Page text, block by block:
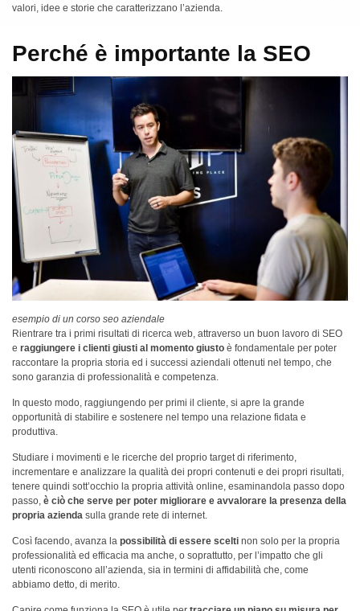
valori, idee e storie che caratterizzano l’azienda.
Perché è importante la SEO
esempio di un corso seo aziendale
Rientrare tra i primi risultati di ricerca web, attraverso un buon lavoro di SEO
e raggiungere i clienti giusti al momento giusto è fondamentale per poter
raccontare la propria storia ed i successi aziendali ottenuti nel tempo, che
sono garanzia di professionalità e competenza.
In questo modo, raggiungendo per primi il cliente, si apre la grande
opportunità di stabilire e sostenere nel tempo una relazione fidata e
produttiva.
Studiare i movimenti e le ricerche del proprio target di riferimento,
incrementare e analizzare la qualità dei propri contenuti e dei propri risultati,
tenere quindi sott’occhio la propria attività online, esaminandola passo dopo
passo, è ciò che serve per poter migliorare e avvalorare la presenza della
propria azienda sulla grande rete di internet.
Così facendo, avanza la possibilità di essere scelti non solo per la propria
professionalità ed efficacia ma anche, o soprattutto, per l’impatto che gli
utenti riconoscono all’azienda, sia in termini di affidabilità che, come
abbiamo detto, di merito.